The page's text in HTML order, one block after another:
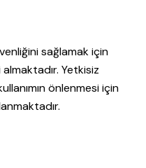
sağlamak için
Yetkisiz
önlenmesi için